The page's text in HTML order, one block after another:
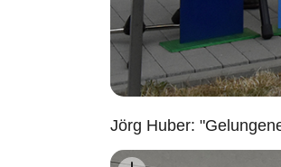
Jörg Huber: